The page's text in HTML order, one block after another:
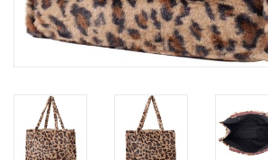
LIFESTYLE PRODUCTEN
SALE